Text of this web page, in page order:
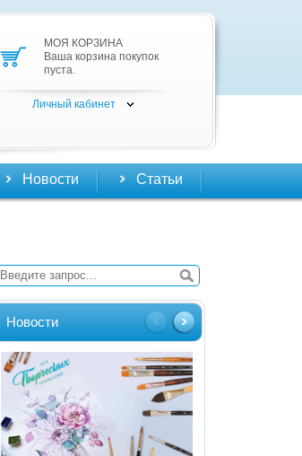
МОЯ КОРЗИНА
Ваша корзина покупок
пуста.
Личный кабинет
Новости Статьи
Новости